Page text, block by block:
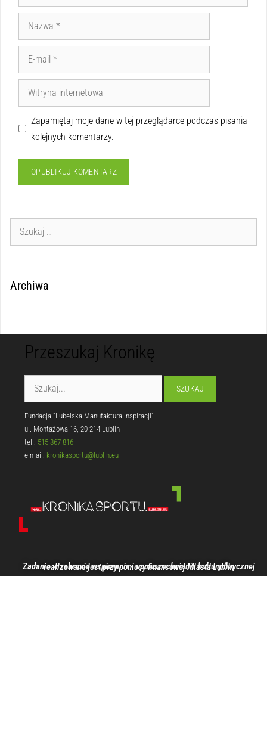
Zapamiętaj moje dane w tej przeglądarce podczas pisania
kolejnych komentarzy.
Archiwa
Przeszukaj Kronikę
Fundacja "Lubelska Manufaktura Inspiracji"
ul. Montażowa 16, 20-214 Lublin
tel.: 515 867 816
e-mail: kronikasportu@lublin.eu
Zadanie w zakresie wspierania i upowszechniania kultury fizycznej realizowane jest przy pomocy finansowej Miasta Lublin